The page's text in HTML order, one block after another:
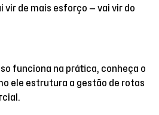
vir de mais esforço — vai vir do
funciona na prática, conheça o
ele estrutura a gestão de rotas